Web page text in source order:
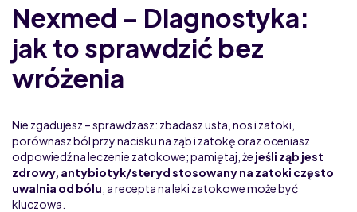
Nexmed – Diagnostyka:
jak to sprawdzić bez
wróżenia
Nie zgadujesz – sprawdzasz: zbadasz usta, nos i zatoki,
porównasz ból przy nacisku na ząb i zatokę oraz oceniasz
odpowiedź na leczenie zatokowe; pamiętaj, że jeśli ząb jest
zdrowy, antybiotyk/steryd stosowany na zatoki często
uwalnia od bólu , a recepta na leki zatokowe może być
kluczowa.